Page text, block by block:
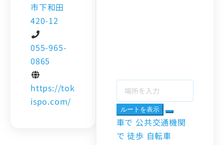
市下和田
420-12
055-965-
0865
https://tok
ispo.com/
ルートを表示
車で 公共交通機関
で 徒歩 自転車